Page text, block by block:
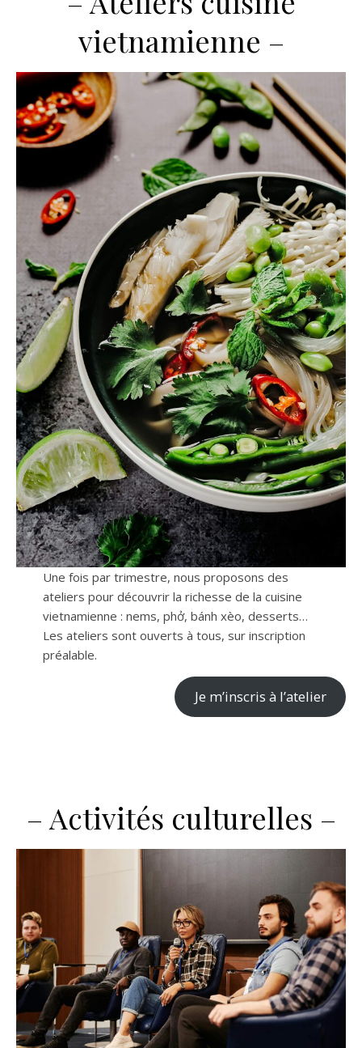
vietnamienne –
Une fois par trimestre, nous proposons des
ateliers pour découvrir la richesse de la cuisine
vietnamienne : nems, phở, bánh xèo, desserts…
Les ateliers sont ouverts à tous, sur inscription
préalable.
Je m’inscris à l’atelier
– Activités culturelles –